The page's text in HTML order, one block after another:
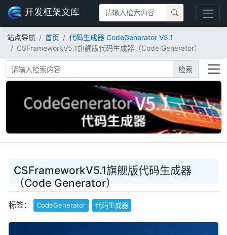
开发框架文库
站点导航 首页
代码生成器 CodeGenerator V5.1
CSFrameworkV5.1旗舰版代码生成器（Code Generator）
检索
CSFrameworkV5.1旗舰版代码生成器
（Code Generator）
标签： CodeGenerator 代码生成器